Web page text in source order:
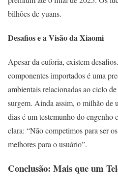
bilhões de yuans.
Desafios e a Visão da Xiaomi
Apesar da euforia, existem
componentes importados é uma
ambientais relacionadas ao ciclo
surgem. Ainda assim, o milhão de
dias é um testemunho do
clara: “Não competimos para ser
melhores para o usuário”.
Conclusão: Mais que um